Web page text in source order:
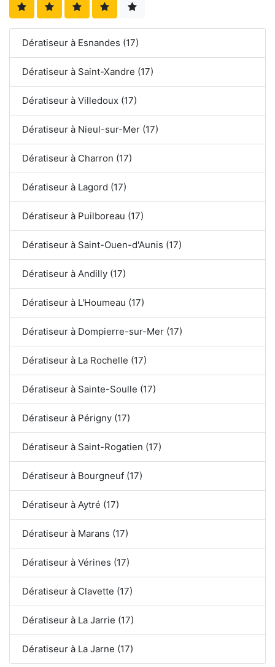
Dératiseur à Esnandes (17)
Dératiseur à Saint-Xandre (17)
Dératiseur à Villedoux (17)
Dératiseur à Nieul-sur-Mer (17)
Dératiseur à Charron (17)
Dératiseur à Lagord (17)
Dératiseur à Puilboreau (17)
Dératiseur à Saint-Ouen-d'Aunis (17)
Dératiseur à Andilly (17)
Dératiseur à L'Houmeau (17)
Dératiseur à Dompierre-sur-Mer (17)
Dératiseur à La Rochelle (17)
Dératiseur à Sainte-Soulle (17)
Dératiseur à Périgny (17)
Dératiseur à Saint-Rogatien (17)
Dératiseur à Bourgneuf (17)
Dératiseur à Aytré (17)
Dératiseur à Marans (17)
Dératiseur à Vérines (17)
Dératiseur à Clavette (17)
Dératiseur à La Jarrie (17)
Dératiseur à La Jarne (17)